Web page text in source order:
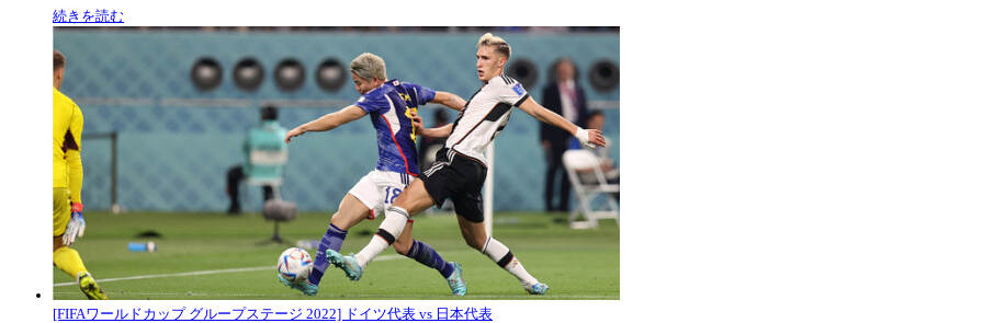
続きを読む
[FIFAワールドカップ グループステージ 2022] ドイツ代表 vs 日本代表